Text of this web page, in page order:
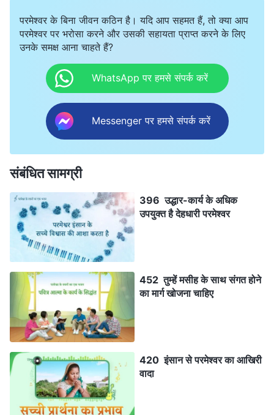
परमेश्वर के बिना जीवन कठिन है। यदि आप सहमत हैं, तो क्या आप
परमेश्वर पर भरोसा करने और उसकी सहायता प्राप्त करने के लिए
उनके समक्ष आना चाहते हैं?
WhatsApp पर हमसे संपर्क करें
Messenger पर हमसे संपर्क करें
संबंधित सामग्री
396 उद्धार-कार्य के अधिक
उपयुक्त है देहधारी परमेश्वर
452 तुम्हें मसीह के साथ संगत होने
का मार्ग खोजना चाहिए
420 इंसान से परमेश्वर का आखिरी
वादा